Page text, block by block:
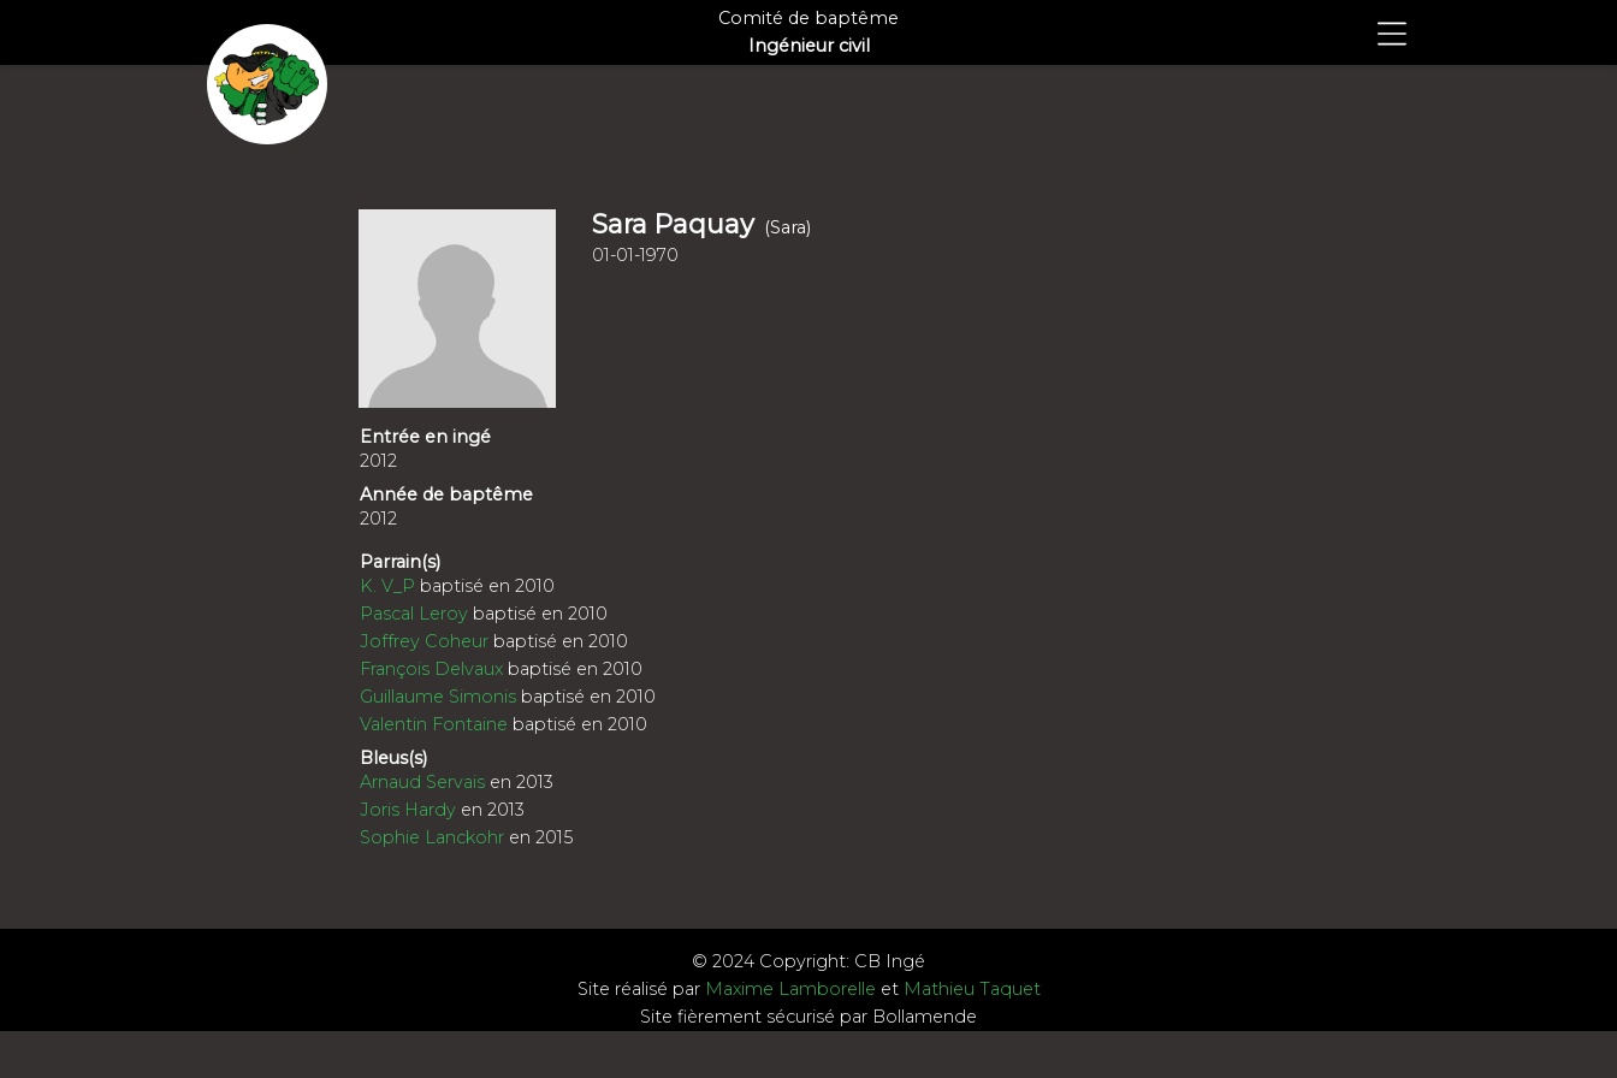
Comité de baptême
Ingénieur civil
Sara Paquay (Sara)
01-01-1970
Entrée en ingé
2012
Année de baptême
2012
Parrain(s)
K. V_P baptisé en 2010
Pascal Leroybaptisé en 2010
Joffrey Coheurbaptisé en 2010
François Delvauxbaptisé en 2010
Guillaume Simonisbaptisé en 2010
Valentin Fontaine baptisé en 2010
Bleus(s)
Arnaud Servaisen 2013
Joris Hardyen 2013
Sophie Lanckohren 2015
© 2024 Copyright: CB Ingé
Site réalisé par Maxime Lamborelle et Mathieu Taquet
Site fièrement sécurisé par Bollamende